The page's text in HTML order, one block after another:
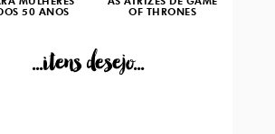
MULHERES
50 ANOS
AS ATRIZES DE GAME
OF THRONES
...itens desejo...